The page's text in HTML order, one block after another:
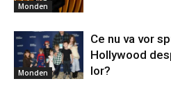
Monden
Monden
Ce nu va vor
Hollywood
lor?